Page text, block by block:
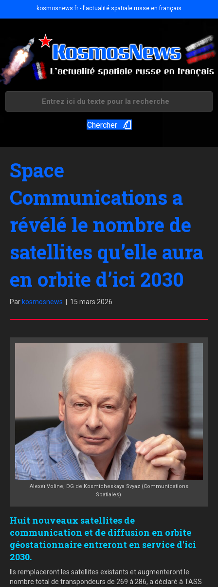
kosmosnews.fr - l'actualité spatiale russe en français
Chercher
Space
Communications a
révélé le nombre de
satellites qu’elle aura
en orbite d’ici 2030
Par kosmosnews 15 mars 2026
Alexeï Voline, DG de Kosmicheskaya Svyaz (Communications
Spatiales).
Huit nouveaux satellites de
communication et de diffusion en orbite
géostationnaire entreront en service d'ici
2030.
Ils remplaceront les satellites existants et augmenteront le
nombre total de transpondeurs de 269 à 286, a déclaré à TASS